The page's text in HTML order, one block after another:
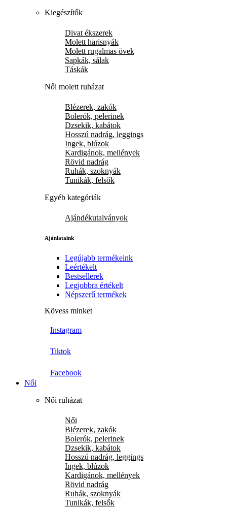
Kiegészítők
Divat ékszerek
Molett harisnyák
Molett rugalmas övek
Sapkák, sálak
Táskák
Női molett ruházat
Blézerek, zakók
Bolerók, pelerinek
Dzsekik, kabátok
Hosszú nadrág, leggings
Ingek, blúzok
Kardigánok, mellények
Rövid nadrág
Ruhák, szoknyák
Tunikák, felsők
Egyéb kategóriák
Ajándékutalványok
Ajánlataink
Legújabb termékeink
Leértékelt
Bestsellerek
Legjobbra értékelt
Népszerű termékek
Kövess minket
Instagram
Tiktok
Facebook
Női
Női ruházat
Női
Blézerek, zakók
Bolerók, pelerinek
Dzsekik, kabátok
Hosszú nadrág, leggings
Ingek, blúzok
Kardigánok, mellények
Rövid nadrág
Ruhák, szoknyák
Tunikák, felsők